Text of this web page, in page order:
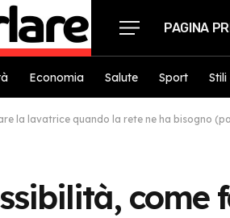
PAGINA
Economia Salute Sport
la lavatrice quando la rete ne ha bisogno
come